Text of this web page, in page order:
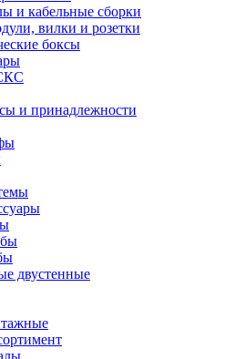
и кабельные сборки
вилки и розетки
боксы
и принадлежности
двустенные